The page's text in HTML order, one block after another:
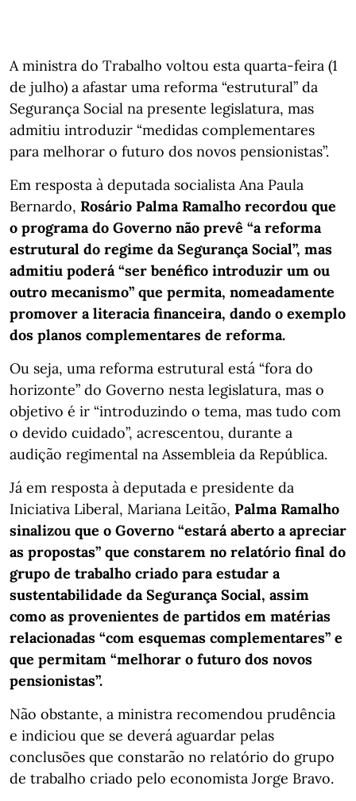
A ministra do Trabalho voltou esta quarta-feira (1
de julho) a afastar uma reforma “estrutural” da
Segurança Social na presente legislatura, mas
admitiu introduzir “medidas complementares
para melhorar o futuro dos novos pensionistas”.
Em resposta à deputada socialista Ana Paula
Bernardo, Rosário Palma Ramalho recordou que
o programa do Governo não prevê “a reforma
estrutural do regime da Segurança Social”, mas
admitiu poderá “ser benéfico introduzir um ou
outro mecanismo” que permita, nomeadamente
promover a literacia financeira, dando o exemplo
dos planos complementares de reforma.
Ou seja, uma reforma estrutural está “fora do
horizonte” do Governo nesta legislatura, mas o
objetivo é ir “introduzindo o tema, mas tudo com
o devido cuidado”, acrescentou, durante a
audição regimental na Assembleia da República.
Já em resposta à deputada e presidente da
Iniciativa Liberal, Mariana Leitão, Palma Ramalho
sinalizou que o Governo “estará aberto a apreciar
as propostas” que constarem no relatório final do
grupo de trabalho criado para estudar a
sustentabilidade da Segurança Social, assim
como as provenientes de partidos em matérias
relacionadas “com esquemas complementares” e
que permitam “melhorar o futuro dos novos
pensionistas”.
Não obstante, a ministra recomendou prudência
e indiciou que se deverá aguardar pelas
conclusões que constarão no relatório do grupo
de trabalho criado pelo economista Jorge Bravo.